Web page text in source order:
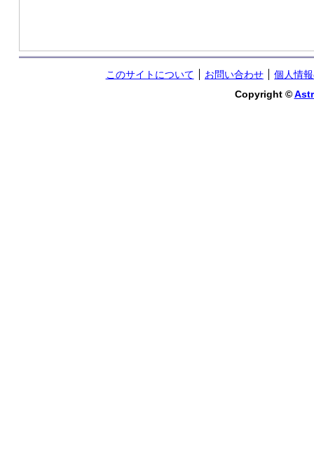
このサイトについて お問い合わせ
個人情
Copyright ©